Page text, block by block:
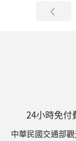
24小時免付
中華民國交通部